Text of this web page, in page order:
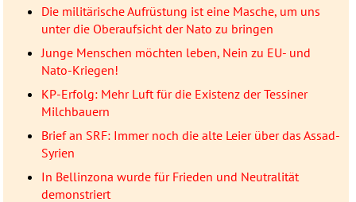
Die militärische Aufrüstung ist eine Masche, um uns
unter die Oberaufsicht der Nato zu bringen
Junge Menschen möchten leben, Nein zu EU- und
Nato-Kriegen!
KP-Erfolg: Mehr Luft für die Existenz der Tessiner
Milchbauern
Brief an SRF: Immer noch die alte Leier über das Assad-
Syrien
In Bellinzona wurde für Frieden und Neutralität
demonstriert